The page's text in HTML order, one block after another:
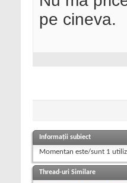
pe cineva.
Informații subiect
Momentan este/sunt 1
Thread-uri Similare